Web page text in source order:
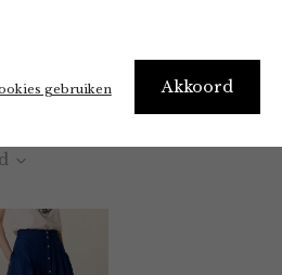
Akkoord
gebruiken
Jurken en Rokken